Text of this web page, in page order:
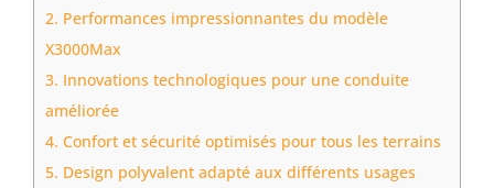
2. Performances impressionnantes du modèle
X3000Max
3. Innovations technologiques pour une conduite
améliorée
4. Confort et sécurité optimisés pour tous les terrains
5. Design polyvalent adapté aux différents usages